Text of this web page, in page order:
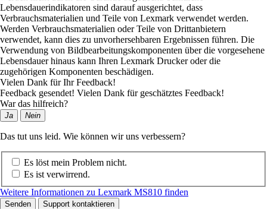
Lebensdauerindikatoren sind darauf ausgerichtet, dass
Verbrauchsmaterialien und Teile von Lexmark verwendet werden.
Werden Verbrauchsmaterialien oder Teile von Drittanbietern
verwendet, kann dies zu unvorhersehbaren Ergebnissen führen. Die
Verwendung von Bildbearbeitungskomponenten über die vorgesehene
Lebensdauer hinaus kann Ihren Lexmark Drucker oder die
zugehörigen Komponenten beschädigen.
Vielen Dank für Ihr Feedback!
Feedback gesendet! Vielen Dank für geschätztes Feedback!
War das hilfreich?
Ja Nein
Das tut uns leid. Wie können wir uns verbessern?
Es löst mein Problem nicht.
Es ist verwirrend.
Weitere Informationen zu Lexmark MS810 finden
Senden Support kontaktieren